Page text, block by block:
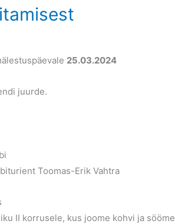
25.03.2024
juurde.
Toomas-Erik Vahtra
II korrusele, kus joome kohvi ja sööme